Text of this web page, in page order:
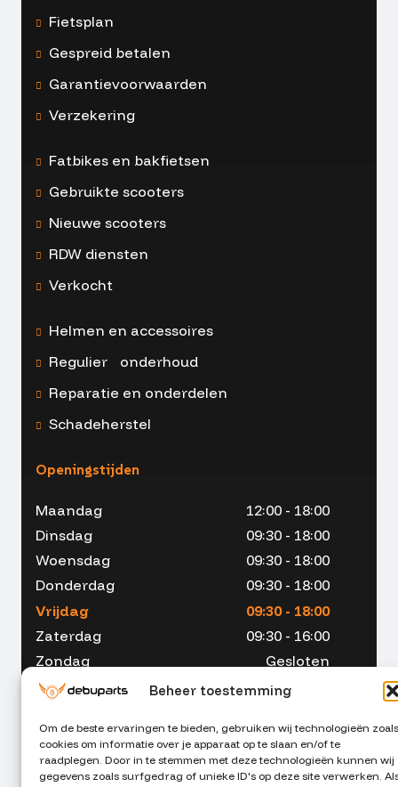
Beheer toestemming
Om de beste ervaringen te bieden, gebruiken wij technologieën zoals
cookies om informatie over je apparaat op te slaan en/of te
raadplegen. Door in te stemmen met deze technologieën kunnen wij
gegevens zoals surfgedrag of unieke ID's op deze site verwerken.
Fietsplan
Gespreid betalen
Garantievoorwaarden
Verzekering
Fatbikes en bakfietsen
Gebruikte scooters
Nieuwe scooters
RDW diensten
Verkocht
Helmen en accessoires
Regulier onderhoud
Reparatie en onderdelen
Schadeherstel
Openingstijden
Maandag
12:00 - 18:00
Dinsdag
09:30 - 18:00
Woensdag
09:30 - 18:00
Donderdag
09:30 - 18:00
Vrijdag
09:30 - 18:00
Zaterdag
09:30 - 16:00
Zondag
Gesloten
053 - 234 00 90